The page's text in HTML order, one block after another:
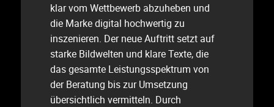
klar vom Wettbewerb abzuheben und
die Marke digital hochwertig zu
inszenieren. Der neue Auftritt setzt auf
starke Bildwelten und klare Texte, die
das gesamte Leistungsspektrum von
der Beratung bis zur Umsetzung
übersichtlich vermitteln. Durch